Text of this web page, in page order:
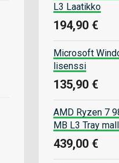
L3 Laatikko
194,90 €
Microsoft
lisenssi
135,90 €
AMD Ryzen 7
MB L3 Tray
439,00 €